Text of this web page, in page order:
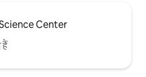
Center
हैं